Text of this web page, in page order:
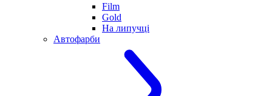
Film
Gold
На липучці
Автофарби